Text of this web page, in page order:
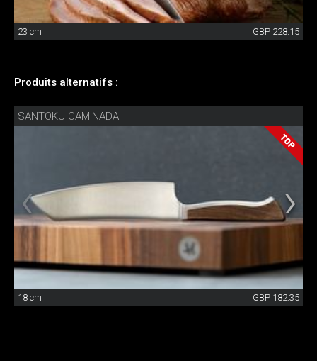
23 cm GBP 228.15
Produits alternatifs :
SANTOKU CAMINADA
18 cm GBP 182.35